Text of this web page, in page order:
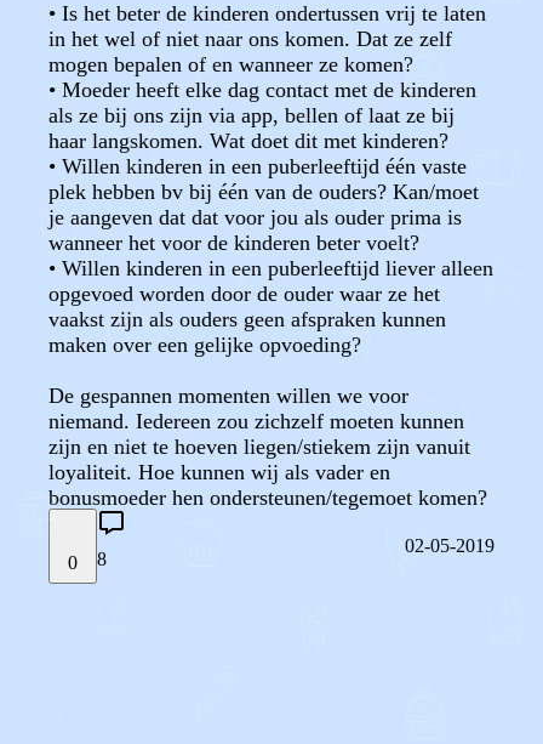
• Is het beter de kinderen ondertussen vrij te laten
in het wel of niet naar ons komen. Dat ze zelf
mogen bepalen of en wanneer ze komen?
• Moeder heeft elke dag contact met de kinderen
als ze bij ons zijn via app, bellen of laat ze bij
haar langskomen. Wat doet dit met kinderen?
• Willen kinderen in een puberleeftijd één vaste
plek hebben bv bij één van de ouders? Kan/moet
je aangeven dat dat voor jou als ouder prima is
wanneer het voor de kinderen beter voelt?
• Willen kinderen in een puberleeftijd liever alleen
opgevoed worden door de ouder waar ze het
vaakst zijn als ouders geen afspraken kunnen
maken over een gelijke opvoeding?
De gespannen momenten willen we voor
niemand. Iedereen zou zichzelf moeten kunnen
zijn en niet te hoeven liegen/stiekem zijn vanuit
loyaliteit. Hoe kunnen wij als vader en
bonusmoeder hen ondersteunen/tegemoet komen?
0 8
02-05-2019